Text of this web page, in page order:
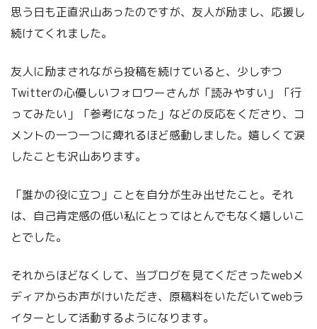
思う日も正直沢山あったのですが、友人が励まし、応援し
続けてくれました。
友人に励まされながら投稿を続けていると、少しずつ
Twitterの心優しいフォロワーさんが「読みやすい」「行
ってみたい」「参考になった」などの反応をくださり、コ
メントの一つ一つに痺れるほど感動しました。嬉しくて涙
したことも沢山あります。
「誰かの役に立つ」ことを自分が生み出せたこと。それ
は、自己肯定感の低い私にとってはとんでもなく嬉しいこ
とでした。
それからほどなくして、当ブログを見てくださったwebメ
ディアからお声がけいただき、原稿料をいただいてwebラ
イターとして活動するようになります。